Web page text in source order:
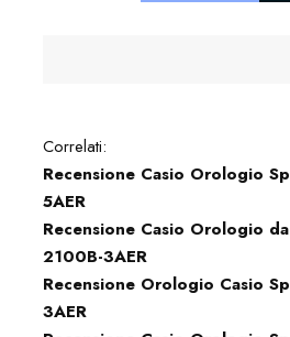
Correlati:
Recensione Casio Orologio
5AER
Recensione Casio Orologio
2100B-3AER
Recensione Orologio Casio
3AER